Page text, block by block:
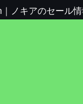
ノキアのセール